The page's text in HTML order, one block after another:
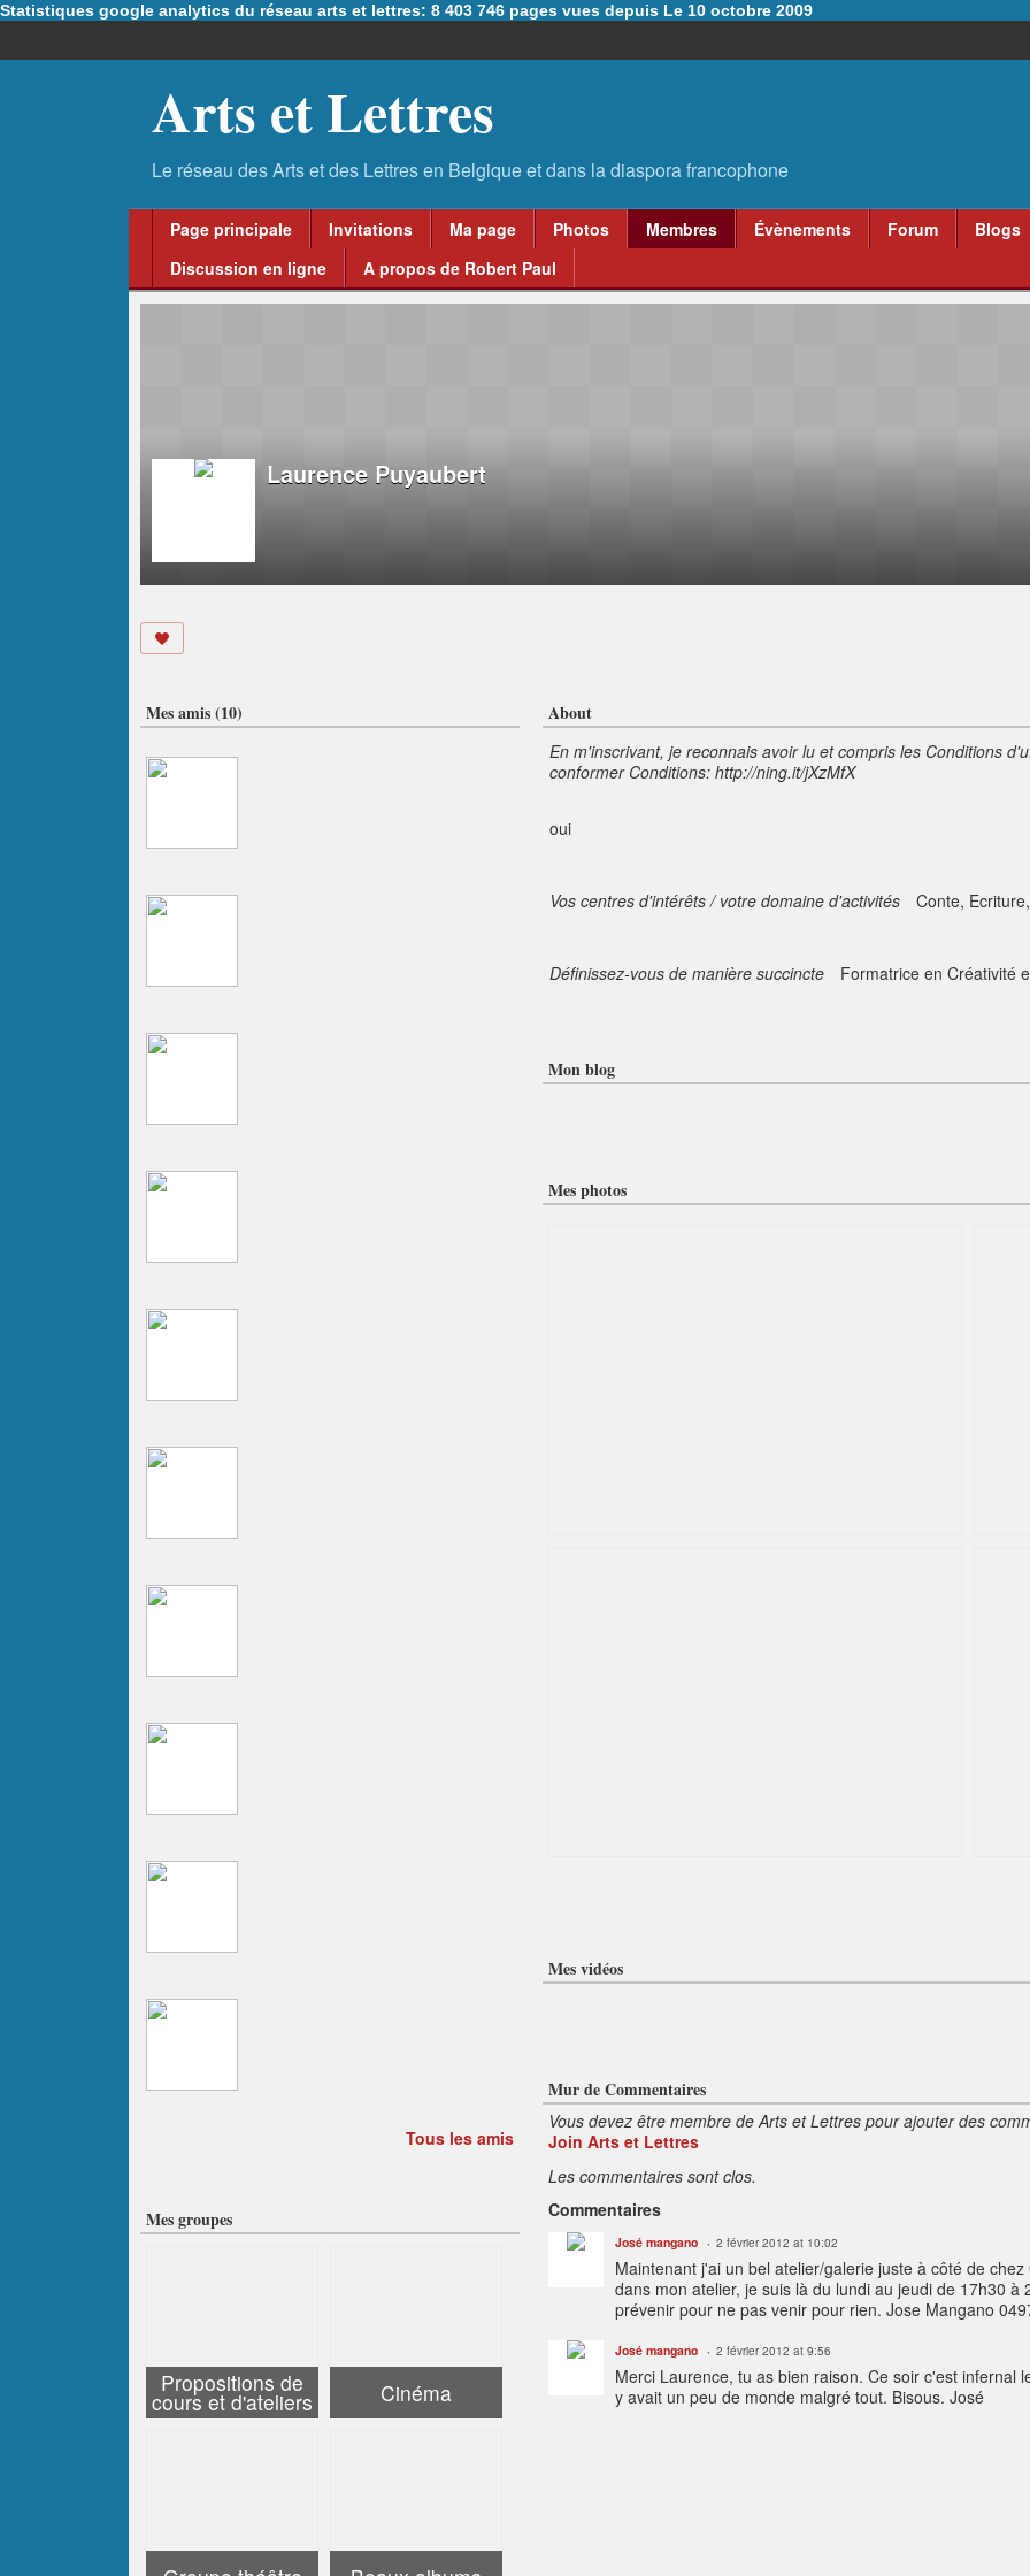
Statistiques google analytics du réseau arts et lettres: 8 403 746 pages vues depuis Le 10 octobre 2009
Arts et Lettres
Page principale Invitations Ma page Photos Membres Évènements Forum Blogs
Discussion en ligne
A propos de Robert Paul
Laurence Puyaubert
About
En m'inscrivant, je reconnais avoir lu et compris les Conditions
conformer Conditions: http://ning.it/jXzMfX
oui
Vos centres d'intérêts / votre domaine d'activités Conte,
Définissez-vous de manière succincte Formatrice en Créativité
Mon blog
Mes photos
Mes vidéos
Mur de Commentaires
Vous devez être membre de Arts et Lettres pour ajouter des
Join Arts et Lettres
Les commentaires sont clos.
Commentaires
José mangano 2 février 2012 at 10:02
Maintenant j'ai un bel atelier/galerie juste à côté de
dans mon atelier, je suis là du lundi au jeudi de 17h30
prévenir pour ne pas venir pour rien. Jose Mangano
José mangano 2 février 2012 at 9:56
Merci Laurence, tu as bien raison. Ce soir c'est infernal
y avait un peu de monde malgré tout. Bisous. José
Mes amis (10)
Tous les amis
Mes groupes
Propositions de
cours et d'ateliers Cinéma